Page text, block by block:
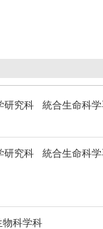
究科 統合生命科学
研究科 統合生命科
科学科